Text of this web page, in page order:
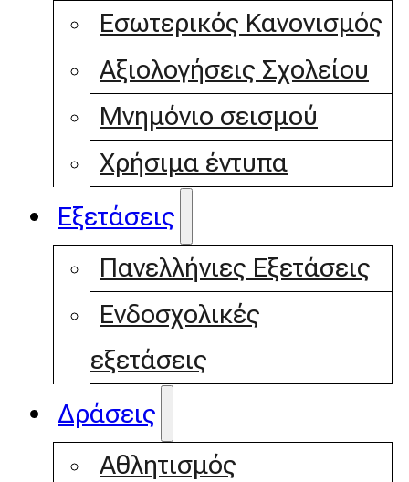
Εσωτερικός Κανονισμός
Αξιολογήσεις Σχολείου
Μνημόνιο σεισμού
Χρήσιμα έντυπα
Εξετάσεις
Πανελλήνιες Εξετάσεις
Ενδοσχολικές
εξετάσεις
Δράσεις
Αθλητισμός